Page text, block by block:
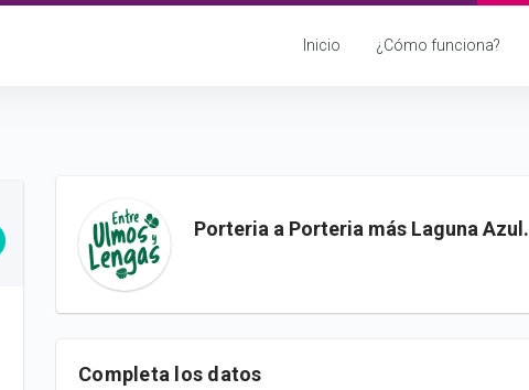
Inicio ¿Cómo funciona?
Porteria a Porteria más Laguna Azul.
Completa los datos